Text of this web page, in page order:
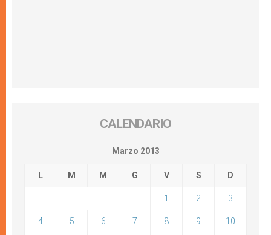
CALENDARIO
Marzo 2013
L M M G V S D
1 2 3
4 5 6 7 8 9 10